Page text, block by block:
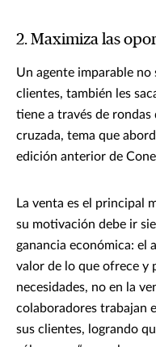
2. Maximiza las
Un agente imparable no
clientes, también les
tiene a través de rondas
cruzada, tema que
edición anterior de
La venta es el principal
su motivación debe ir
ganancia económica: el
valor de lo que ofrece y
necesidades, no en la
colaboradores trabajan
sus clientes, logrando